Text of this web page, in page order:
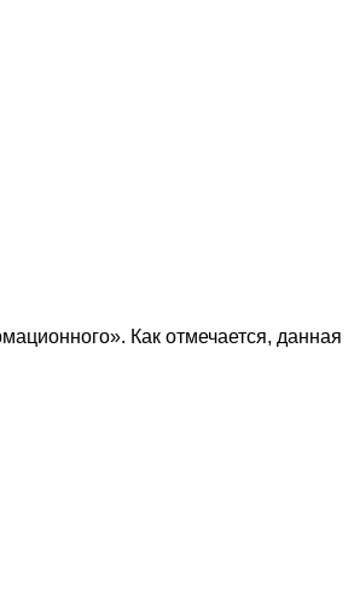
Как отмечается, данная